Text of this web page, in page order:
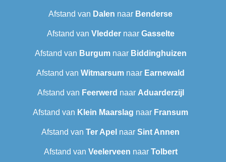
Afstand van Dalen naar Benderse
Afstand van Vleddernaar Gasselte
Afstand van Burgumnaar Biddinghuizen
Afstand van Witmarsum naar Earnewald
Afstand van Feerwerd naar Aduarderzijl
Afstand van Klein Maarslag naar Fransum
Afstand van Ter Apel naar Sint Annen
Afstand van Veelerveen naar Tolbert